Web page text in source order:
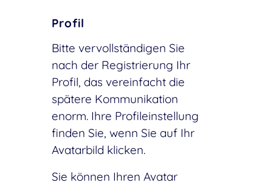
Profil
Bitte vervollständigen Sie
nach der Registrierung Ihr
Profil, das vereinfacht die
spätere Kommunikation
enorm. Ihre Profileinstellung
finden Sie, wenn Sie auf Ihr
Avatarbild klicken.
Sie können Ihren Avatar